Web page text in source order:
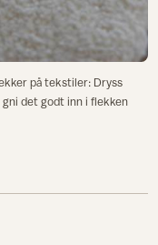
på tekstiler: Dryss
gni det godt inn i flekken